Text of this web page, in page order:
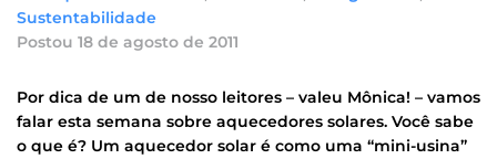
Sustentabilidade
Postou 18 de agosto de 2011
Por dica de um de nosso leitores – valeu Mônica! – vamos
falar esta semana sobre aquecedores solares. Você sabe
o que é? Um aquecedor solar é como uma “mini-usina”